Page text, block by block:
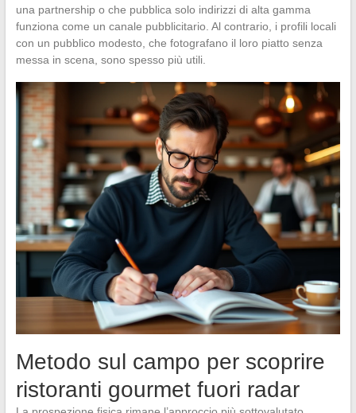
una partnership o che pubblica solo indirizzi di alta gamma
funziona come un canale pubblicitario. Al contrario, i profili locali
con un pubblico modesto, che fotografano il loro piatto senza
messa in scena, sono spesso più utili.
Metodo sul campo per scoprire
ristoranti gourmet fuori radar